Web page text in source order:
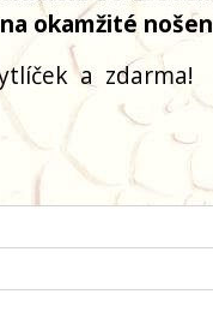
okamžité
a zdarma!